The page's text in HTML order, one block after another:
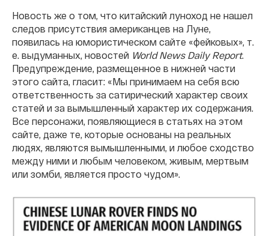
Новость же о том, что китайский луноход не нашел
следов присутствия американцев на Луне,
появилась на юмористическом сайте «фейковых», т.
е. выдуманных, новостей World News Daily Report.
Предупреждение, размещенное в нижней части
этого сайта, гласит: «Мы принимаем на себя всю
ответственность за сатирический характер своих
статей и за вымышленный характер их содержания.
Все персонажи, появляющиеся в статьях на этом
сайте, даже те, которые основаны на реальных
людях, являются вымышленными, и любое сходство
между ними и любым человеком, живым, мертвым
или зомби, является просто чудом».